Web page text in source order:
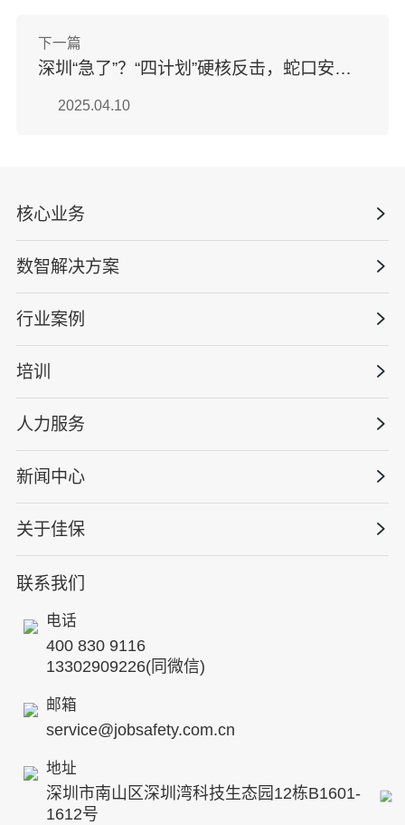
下一篇
深圳“急了”？“四计划”硬核反击，蛇口安全论坛带来最新解读！
2025.04.10
联系我们
电话
400 830 9116
13302909226(同微信)
邮箱
service@jobsafety.com.cn
地址
深圳市南山区深圳湾科技生态园12栋B1601-
1612号
核心业务
数智安全科技
安全战略咨询
管理体系建设
安全技能提升
工程安全服务
巡查监督审计
HSE专家服务
数智解决方案
量化安全云
智慧化系统
智能终端
行业案例
政府安全监管
工程建设/地产物业
能源电力
仓储物流
水利水务
核电工程与运营
其他案例
培训
版权安全课程
行业定制课程
资质与专业技能版权课
国际证书课程
人力服务
高薪岗位
HSE 专家服务
人力资源服务
新闻中心
公司新闻
蛇口安全论坛
关于佳保
公司简介
企业文化
专家团队
发展历程
招贤纳士
ESG
8S安全服务联盟